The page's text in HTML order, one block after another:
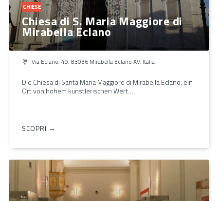
CHIESE
Chiesa di S. Maria Maggiore di
Mirabella Eclano
Via Eclano, 49, 83036 Mirabella Eclano AV, Italia
Die Chiesa di Santa Maria Maggiore di Mirabella Eclano, ein
Ort von hohem künstlerischen Wert…
SCOPRI →